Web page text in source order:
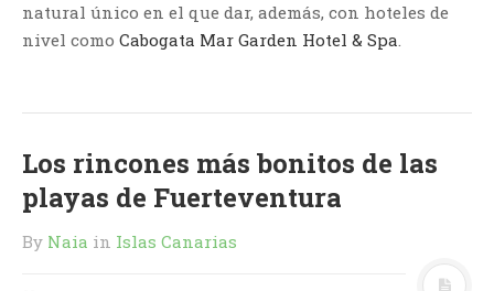
natural único en el que dar, además, con hoteles de
nivel como Cabogata Mar Garden Hotel & Spa.
Los rincones más bonitos de las
playas de Fuerteventura
By Naia in Islas Canarias